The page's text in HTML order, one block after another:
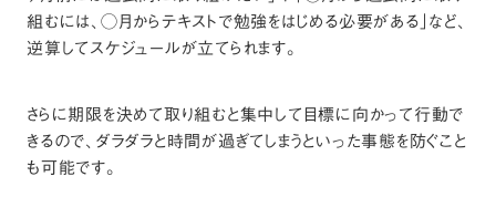
組むには、◯月からテキストで勉強をはじめる必要がある」など、
逆算してスケジュールが立てられます。
さらに期限を決めて取り組むと集中して目標に向かって行動で
きるので、ダラダラと時間が過ぎてしまうといった事態を防ぐこと
も可能です。